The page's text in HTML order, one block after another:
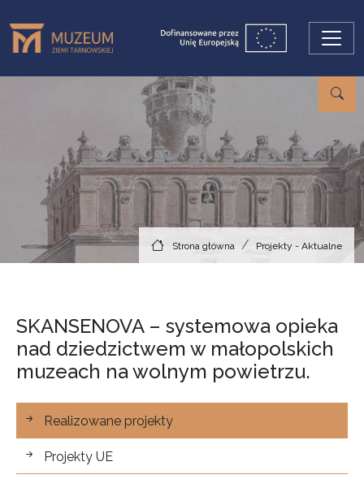
Strona główna Projekty - Aktualne
SKANSENOVA – systemowa opieka
nad dziedzictwem w małopolskich
muzeach na wolnym powietrzu.
Projekty
Realizowane projekty
Projekty UE